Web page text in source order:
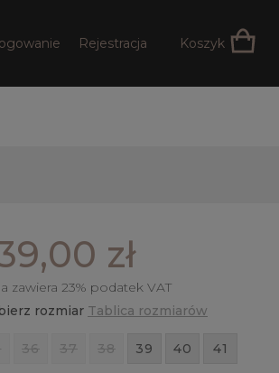
Rejestracja Koszyk
zł
zawiera 23% podatek VAT
rozmiar Tablica rozmiarów
36 37 38 39 40 41